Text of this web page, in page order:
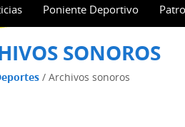
Poniente Deportivo
SONOROS
/ Archivos sonoros